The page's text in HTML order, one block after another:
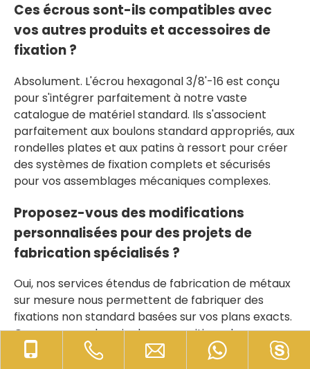
Ces écrous sont-ils compatibles avec
vos autres produits et accessoires de
fixation ?
Absolument. L'écrou hexagonal 3/8'-16 est conçu
pour s'intégrer parfaitement à notre vaste
catalogue de matériel standard. Ils s'associent
parfaitement aux boulons standard appropriés, aux
rondelles plates et aux patins à ressort pour créer
des systèmes de fixation complets et sécurisés
pour vos assemblages mécaniques complexes.
Proposez-vous des modifications
personnalisées pour des projets de
fabrication spécialisés ?
Oui, nos services étendus de fabrication de métaux
sur mesure nous permettent de fabriquer des
fixations non standard basées sur vos plans exacts.
Que vous ayez besoin de compositions de
matériaux uniques, de traitements de surface